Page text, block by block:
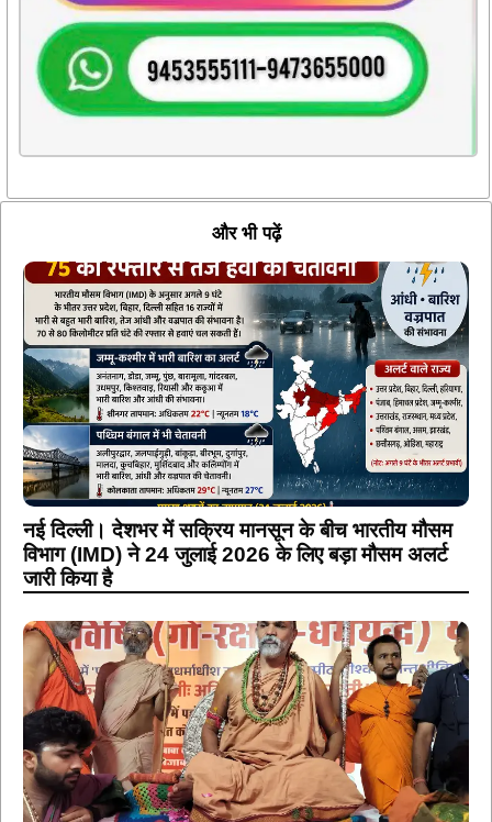
और भी पढ़ें
नई दिल्ली। देशभर में सक्रिय मानसून के बीच भारतीय मौसम
विभाग (IMD) ने 24 जुलाई 2026 के लिए बड़ा मौसम अलर्ट
जारी किया है